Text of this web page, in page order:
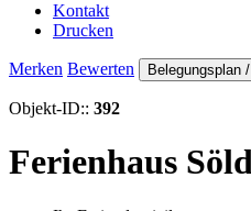
Kontakt
Drucken
Merken Bewerten Belegungsplan
Objekt-ID:: 392
Ferienhaus